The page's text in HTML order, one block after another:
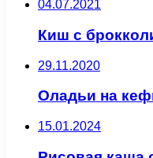
04.07.2021
Киш с
29.11.2020
Оладьи на
15.01.2024